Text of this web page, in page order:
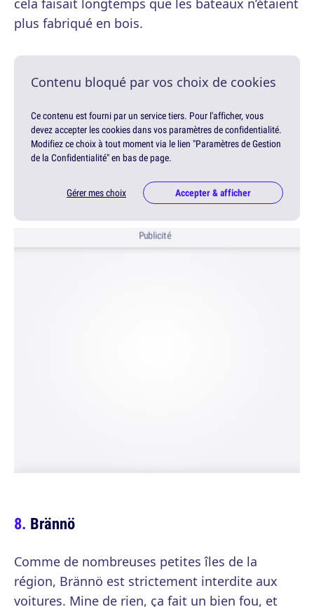
cela faisait longtemps que les bateaux n’étaient
plus fabriqué en bois.
Contenu bloqué par vos choix de cookies
Ce contenu est fourni par un service tiers. Pour l'afficher, vous
devez accepter les cookies dans vos paramètres de confidentialité.
Modifiez ce choix à tout moment via le lien "Paramètres de Gestion
de la Confidentialité" en bas de page.
Gérer mes choix Accepter & afficher
Publicité
Brännö
Comme de nombreuses petites îles de la
région, Brännö est strictement interdite aux
voitures. Mine de rien, ça fait un bien fou, et